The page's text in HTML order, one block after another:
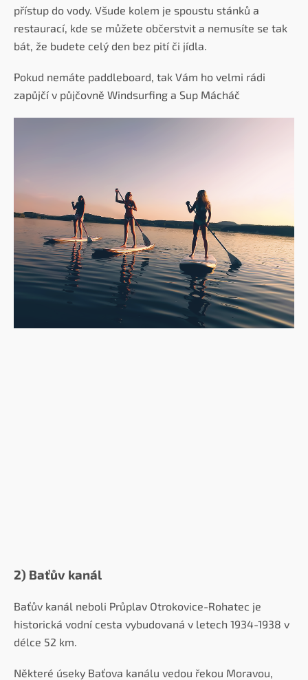
přístup do vody. Všude kolem je spoustu stánků a
restaurací, kde se můžete občerstvit a nemusíte se tak
bát, že budete celý den bez pití či jídla.
Pokud nemáte paddleboard, tak Vám ho velmi rádi
zapůjčí v půjčovně Windsurfing a Sup Mácháč
2) Baťův kanál
Baťův kanál neboli Průplav Otrokovice-Rohatec je
historická vodní cesta vybudovaná v letech 1934-1938 v
délce 52 km.
Některé úseky Baťova kanálu vedou řekou Moravou,